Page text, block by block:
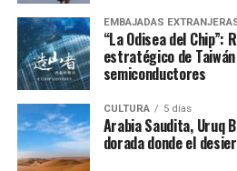
EMBAJADAS
“La Odisea del Chip”:
estratégico de
semiconductores
CULTURA 5 días
Arabia Saudita, Uruq
dorada donde el